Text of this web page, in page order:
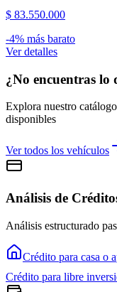
$ 83.550.000
-4% más barato
Ver detalles
¿No encuentras lo
Explora nuestro
disponibles
Ver todos los vehículos
Análisis de
Análisis estructurado
Crédito para casa o
Crédito para libre